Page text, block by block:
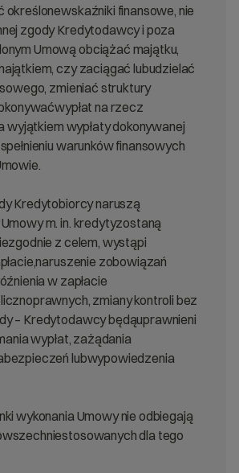
określonewskaźniki finansowe, nie
zgody Kredytodawcy i poza
Umową obciążać majątku,
czy zaciągać lubudzielać
zmieniać struktury
na rzecz
wyjątkiem wypłaty dokonywanej
warunków finansowych
Kredytobiorcy naruszą
m. in. kredytyzostaną
z celem, wystąpi
zobowiązań
w zapłacie
zmiany kontroli bez
– Kredytodawcy będąuprawnieni
wypłat, zażądania
lubwypowiedzenia
wykonania Umowy nie odbiegają
dla tego